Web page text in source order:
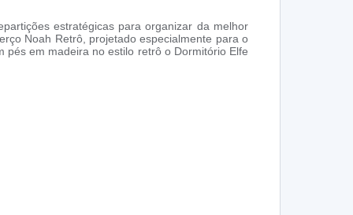
estratégicas para organizar da melhor
Noah Retrô, projetado especialmente para o
em madeira no estilo retrô o Dormitório Elfe